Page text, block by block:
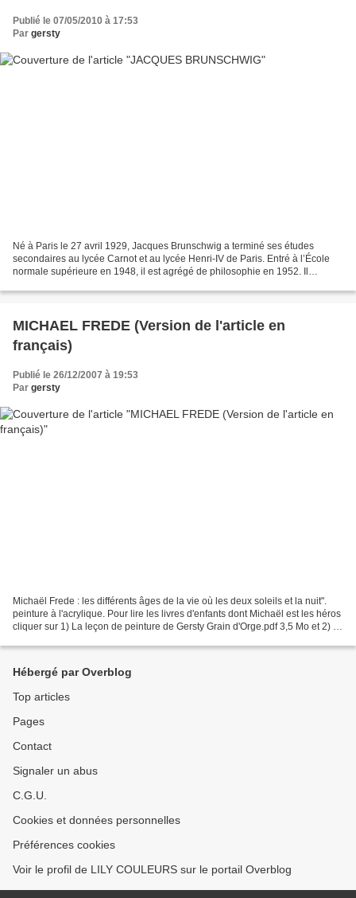
Publié le 07/05/2010 à 17:53
Par gersty
Né à Paris le 27 avril 1929, Jacques Brunschwig a terminé ses études
secondaires au lycée Carnot et au lycée Henri-IV de Paris. Entré à l’École
normale supérieure en 1948, il est agrégé de philosophie en 1952. Il
MICHAEL FREDE (Version de l'article en
français)
Publié le 26/12/2007 à 19:53
Par gersty
Michaël Frede : les différents âges de la vie où les deux soleils et la nuit".
peinture à l'acrylique. Pour lire les livres d'enfants dont Michaël est les héros
cliquer sur 1) La leçon de peinture de Gersty Grain d'Orge.pdf 3,5 Mo et 2) le
Hébergé par Overblog
Top articles
Pages
Contact
Signaler un abus
C.G.U.
Cookies et données personnelles
Préférences cookies
Voir le profil de LILY COULEURS sur le portail Overblog